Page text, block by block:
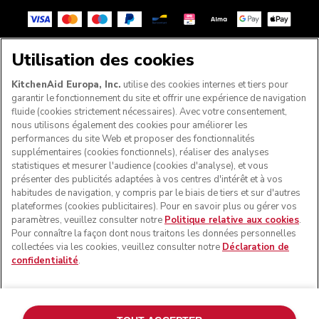
SUIVEZ-NOUS
© KitchenAid 2026 - Tous droits réservés. KitchenAid et la
forme du robot pâtissier multifonction sont des marques
commerciales aux États-Unis et ailleurs.
Politique en matière de cookies
Autres pays
Utilisation des cookies
KitchenAid Europa, Inc. utilise des cookies internes et tiers pour
garantir le fonctionnement du site et offrir une expérience de navigation
fluide (cookies strictement nécessaires). Avec votre consentement,
nous utilisons également des cookies pour améliorer les
performances du site Web et proposer des fonctionnalités
supplémentaires (cookies fonctionnels), réaliser des analyses
statistiques et mesurer l'audience (cookies d'analyse), et vous
présenter des publicités adaptées à vos centres d'intérêt et à vos
habitudes de navigation, y compris par le biais de tiers et sur d'autres
plateformes (cookies publicitaires). Pour en savoir plus ou gérer vos
paramètres, veuillez consulter notre Politique relative aux cookies.
Pour connaître la façon dont nous traitons les données personnelles
collectées via les cookies, veuillez consulter notre Déclaration de
confidentialité.